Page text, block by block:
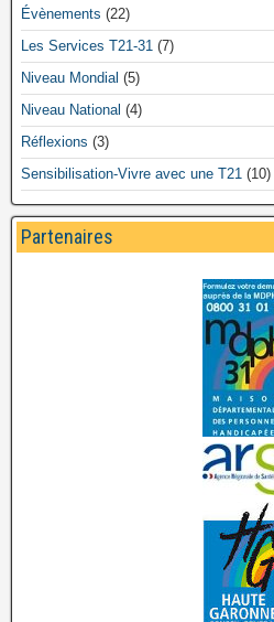
Évènements (22)
Les Services T21-31 (7)
Niveau Mondial (5)
Niveau National (4)
Réflexions (3)
Sensibilisation-Vivre avec une T21 (10)
Partenaires